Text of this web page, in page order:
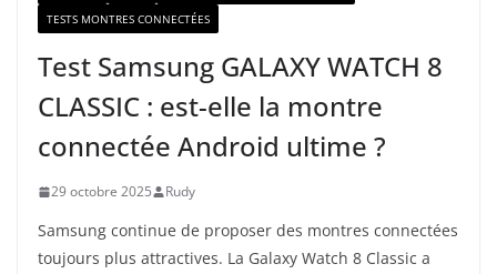
TESTS MONTRES CONNECTÉES
Test Samsung GALAXY WATCH 8
CLASSIC : est-elle la montre
connectée Android ultime ?
29 octobre 2025 Rudy
Samsung continue de proposer des montres connectées
toujours plus attractives. La Galaxy Watch 8 Classic a